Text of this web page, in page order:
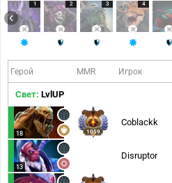
1 2 3 4
Герой MMR Игрок
Свет: LvlUP
18 1059
Coblackk
13
Disruptor